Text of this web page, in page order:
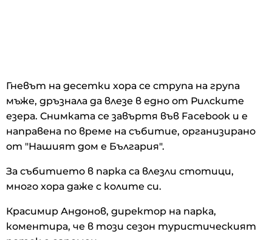
Гневът на десетки хора се струпа на група
мъже, дръзнала да влезе в едно от Рилските
езера. Снимката се завъртя във Facebook и е
направена по време на събитие, организирано
от "Нашият дом е България".
За събитието в парка са влезли стотици,
много хора даже с колите си.
Красимир Андонов, директор на парка,
коментира, че в този сезон туристическият